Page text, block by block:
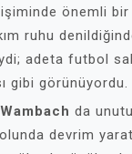
önemli bir
ruhu
adeta futbol
gibi görünüyordu.
da
devrim